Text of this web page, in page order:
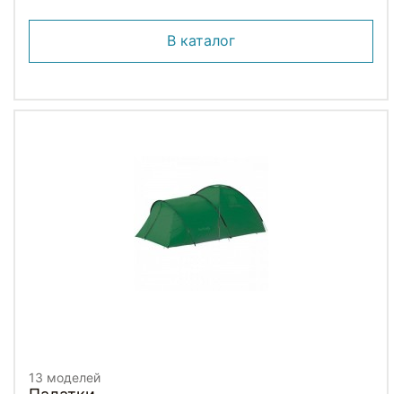
В каталог
13 моделей